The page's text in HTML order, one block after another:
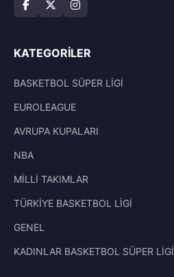
KATEGORILER
BASKETBOL SÜPER LİGİ
EUROLEAGUE
AVRUPA KUPALARI
NBA
MİLLİ TAKIMLAR
TÜRKİYE BASKETBOL LİGİ
GENEL
KADINLAR BASKETBOL SÜPER LİGİ